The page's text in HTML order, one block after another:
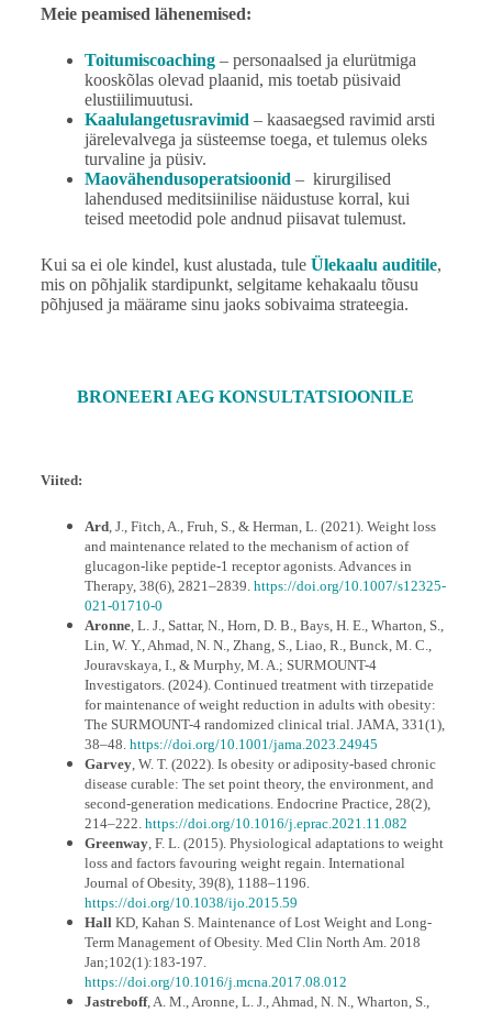
Meie peamised lähenemised:
Toitumiscoaching– personaalsed ja elurütmiga
kooskõlas olevad plaanid, mis toetab püsivaid
elustiilimuutusi.
Kaalulangetusravimid – kaasaegsed ravimid arsti
järelevalvega ja süsteemse toega, et tulemus oleks
turvaline ja püsiv.
Maovähendusoperatsioonid – kirurgilised
lahendused meditsiinilise näidustuse korral, kui
teised meetodid pole andnud piisavat tulemust.
Kui sa ei ole kindel, kust alustada, tule Ülekaalu auditile,
mis on põhjalik stardipunkt, selgitame kehakaalu tõusu
põhjused ja määrame sinu jaoks sobivaima strateegia.
BRONEERI AEG KONSULTATSIOONILE
Viited:
Ard, J., Fitch, A., Fruh, S., & Herman, L. (2021). Weight loss
and maintenance related to the mechanism of action of
glucagon-like peptide-1 receptor agonists. Advances in
Therapy, 38(6), 2821–2839. https://doi.org/10.1007/s12325-
021-01710-0
Aronne, L. J., Sattar, N., Horn, D. B., Bays, H. E., Wharton, S.,
Lin, W. Y., Ahmad, N. N., Zhang, S., Liao, R., Bunck, M. C.,
Jouravskaya, I., & Murphy, M. A.; SURMOUNT-4
Investigators. (2024). Continued treatment with tirzepatide
for maintenance of weight reduction in adults with obesity:
The SURMOUNT-4 randomized clinical trial. JAMA, 331(1),
38–48. https://doi.org/10.1001/jama.2023.24945
Garvey, W. T. (2022). Is obesity or adiposity-based chronic
disease curable: The set point theory, the environment, and
second-generation medications. Endocrine Practice, 28(2),
214–222. https://doi.org/10.1016/j.eprac.2021.11.082
Greenway, F. L. (2015). Physiological adaptations to weight
loss and factors favouring weight regain. International
Journal of Obesity, 39(8), 1188–1196.
https://doi.org/10.1038/ijo.2015.59
HallKD, Kahan S. Maintenance of Lost Weight and Long-
Term Management of Obesity. Med Clin North Am. 2018
Jan;102(1):183-197.
https://doi.org/10.1016/j.mcna.2017.08.012
Jastreboff, A. M., Aronne, L. J., Ahmad, N. N., Wharton, S.,